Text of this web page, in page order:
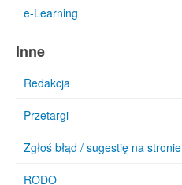
e-Learning
Inne
Redakcja
Przetargi
Zgłoś błąd / sugestię na stronie
RODO